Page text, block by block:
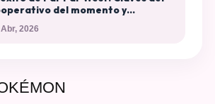
del momento y
disponibles
2026